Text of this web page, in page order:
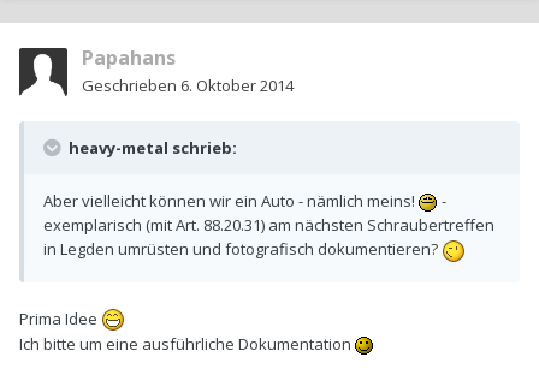
Papahans
Geschrieben 6. Oktober 2014
heavy-metal schrieb:
Aber vielleicht können wir ein Auto - nämlich meins!
-
exemplarisch (mit Art. 88.20.31) am nächsten Schraubertreffen
in Legden umrüsten und fotografisch dokumentieren?
Prima Idee
Ich bitte um eine ausführliche Dokumentation